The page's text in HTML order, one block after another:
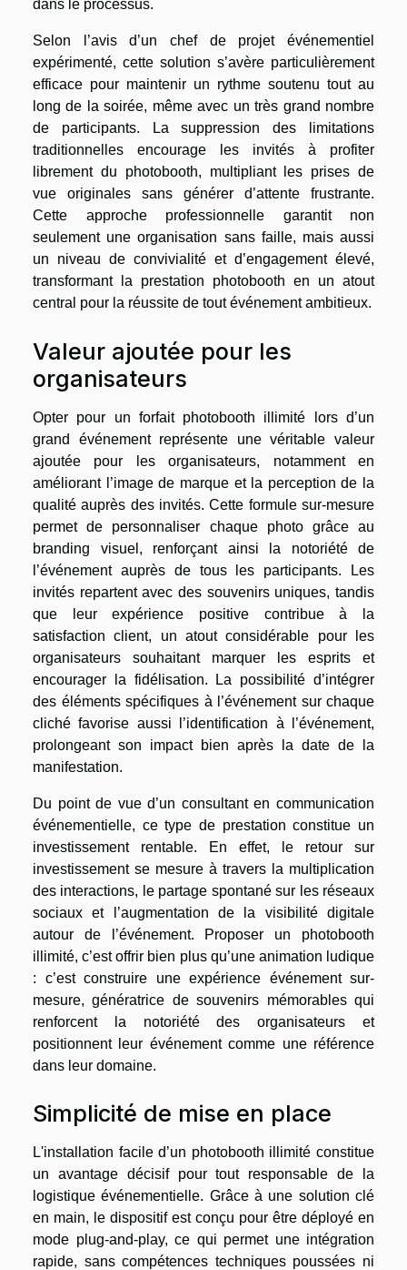
dans le processus.
Selon l’avis d’un chef de projet événementiel
expérimenté, cette solution s’avère particulièrement
efficace pour maintenir un rythme soutenu tout au
long de la soirée, même avec un très grand nombre
de participants. La suppression des limitations
traditionnelles encourage les invités à profiter
librement du photobooth, multipliant les prises de
vue originales sans générer d’attente frustrante.
Cette approche professionnelle garantit non
seulement une organisation sans faille, mais aussi
un niveau de convivialité et d’engagement élevé,
transformant la prestation photobooth en un atout
central pour la réussite de tout événement ambitieux.
Valeur ajoutée pour les
organisateurs
Opter pour un forfait photobooth illimité lors d’un
grand événement représente une véritable valeur
ajoutée pour les organisateurs, notamment en
améliorant l’image de marque et la perception de la
qualité auprès des invités. Cette formule sur-mesure
permet de personnaliser chaque photo grâce au
branding visuel, renforçant ainsi la notoriété de
l’événement auprès de tous les participants. Les
invités repartent avec des souvenirs uniques, tandis
que leur expérience positive contribue à la
satisfaction client, un atout considérable pour les
organisateurs souhaitant marquer les esprits et
encourager la fidélisation. La possibilité d’intégrer
des éléments spécifiques à l’événement sur chaque
cliché favorise aussi l’identification à l’événement,
prolongeant son impact bien après la date de la
manifestation.
Du point de vue d’un consultant en communication
événementielle, ce type de prestation constitue un
investissement rentable. En effet, le retour sur
investissement se mesure à travers la multiplication
des interactions, le partage spontané sur les réseaux
sociaux et l’augmentation de la visibilité digitale
autour de l’événement. Proposer un photobooth
illimité, c’est offrir bien plus qu’une animation ludique
: c’est construire une expérience événement sur-
mesure, génératrice de souvenirs mémorables qui
renforcent la notoriété des organisateurs et
positionnent leur événement comme une référence
dans leur domaine.
Simplicité de mise en place
L'installation facile d’un photobooth illimité constitue
un avantage décisif pour tout responsable de la
logistique événementielle. Grâce à une solution clé
en main, le dispositif est conçu pour être déployé en
mode plug-and-play, ce qui permet une intégration
rapide, sans compétences techniques poussées ni